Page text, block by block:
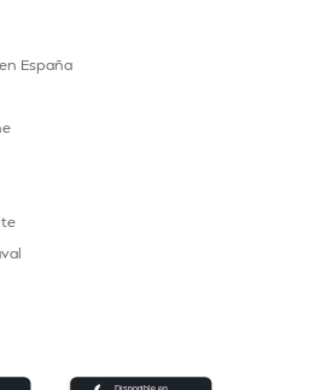
España